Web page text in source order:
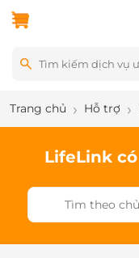
Trang chủ Hỗ trợ
LifeLink